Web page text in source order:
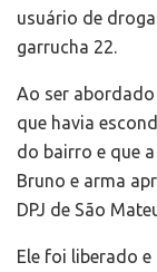
usuário de
garrucha 22.
Ao ser
que havia
do bairro e que
Bruno e arma
DPJ de São
Ele foi liberado